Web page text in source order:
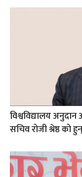
विश्वविद्यालय
सचिव रोजी श्रेष्ठ को